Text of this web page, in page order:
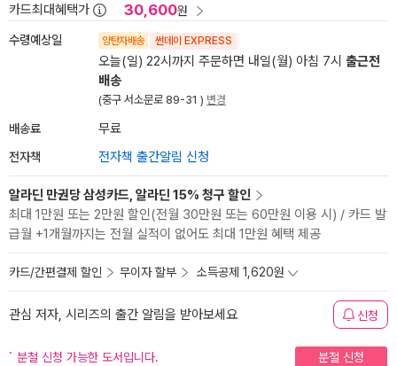
카드최대혜택가 30,600원
수령예상일 양탄자배송 썬데이 EXPRESS
오늘(일) 22시까지 주문하면 내일(월) 아침 7시 출근전
배송
(중구 서소문로 89-31 ) 변경
배송료 무료
전자책 전자책 출간알림 신청
알라딘 만권당 삼성카드, 알라딘 15% 청구 할인
최대 1만원 또는 2만원 할인(전월 30만원 또는 60만원 이용 시) / 카드 발
급월 +1개월까지는 전월 실적이 없어도 최대 1만원 혜택 제공
카드/간편결제 할인 무이자 할부 소득공제 1,620원
관심 저자, 시리즈의 출간 알림을 받아보세요 신청
분철 신청 가능한 도서입니다. 분철 신청